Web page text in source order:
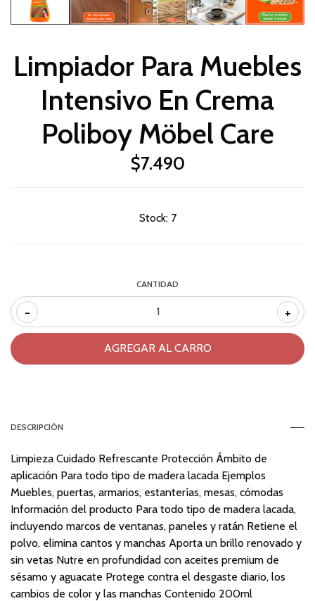
Limpiador Para Muebles
Intensivo En Crema
Poliboy Möbel Care
$7.490
Stock: 7
CANTIDAD
- +
DESCRIPCIÓN
Limpieza Cuidado Refrescante Protección Ámbito de
aplicación Para todo tipo de madera lacada Ejemplos
Muebles, puertas, armarios, estanterías, mesas, cómodas
Información del producto Para todo tipo de madera lacada,
incluyendo marcos de ventanas, paneles y ratán Retiene el
polvo, elimina cantos y manchas Aporta un brillo renovado y
sin vetas Nutre en profundidad con aceites premium de
sésamo y aguacate Protege contra el desgaste diario, los
cambios de color y las manchas Contenido 200ml